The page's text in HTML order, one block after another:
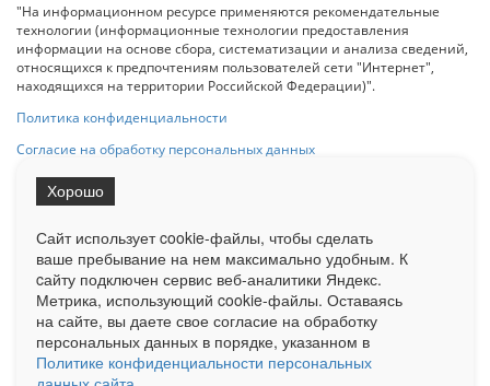
"На информационном ресурсе применяются рекомендательные
технологии (информационные технологии предоставления
информации на основе сбора, систематизации и анализа сведений,
относящихся к предпочтениям пользователей сети "Интернет",
находящихся на территории Российской Федерации)".
Политика конфиденциальности
Согласие на обработку персональных данных
на Сетевое издание «ОрелТаймс» обязательна.
Ограниченная статистика посещаемости доступна на сайте
Liveinternet.ru . Подробная статистика для рекламодателей по запросу
у менеджера.
Реклама Документы О нас Контакты
Сайт использует cookie-файлы, чтобы сделать
ваше пребывание на нем максимально удобным. К
cайту подключен сервис веб-аналитики Яндекс.
Метрика, использующий cookie-файлы. Оставаясь
на сайте, вы даете свое согласие на обработку
персональных данных в порядке, указанном в
Политике конфиденциальности персональных
Хорошо